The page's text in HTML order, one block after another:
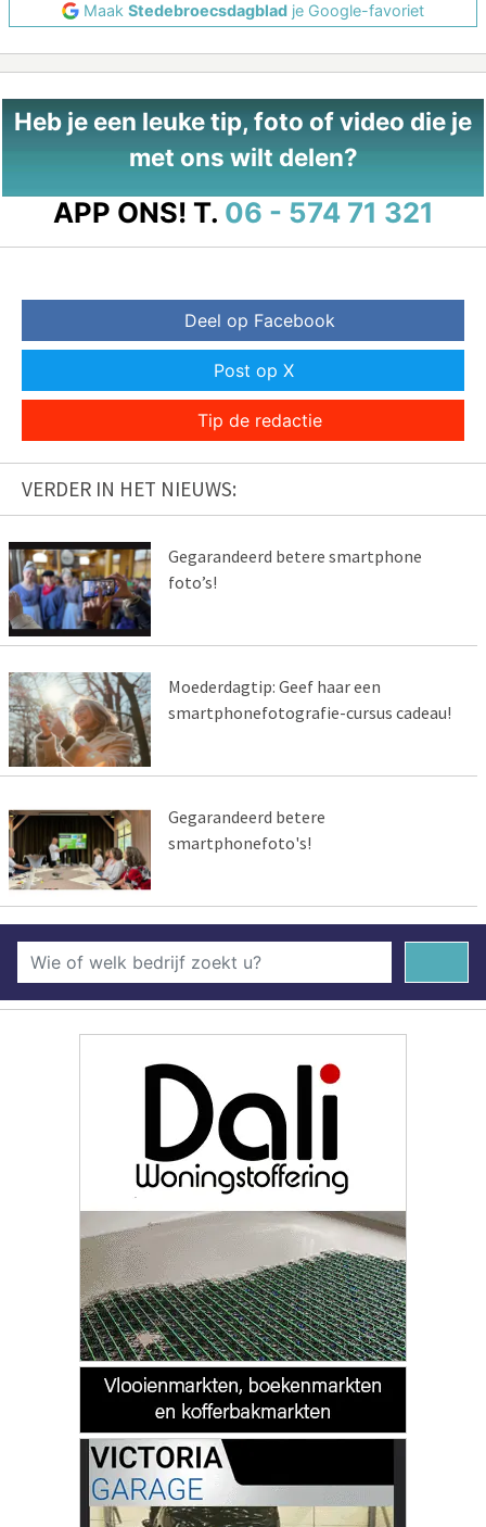
Maak Stedebroecsdagblad je Google-favoriet
Heb je een leuke tip, foto of video die je
met ons wilt delen?
APP ONS! T. 06 - 574 71 321
Deel op Facebook
Post op X
Tip de redactie
VERDER IN HET NIEUWS:
Gegarandeerd betere smartphone
foto’s!
Moederdagtip: Geef haar een
smartphonefotografie-cursus cadeau!
Gegarandeerd betere
smartphonefoto's!